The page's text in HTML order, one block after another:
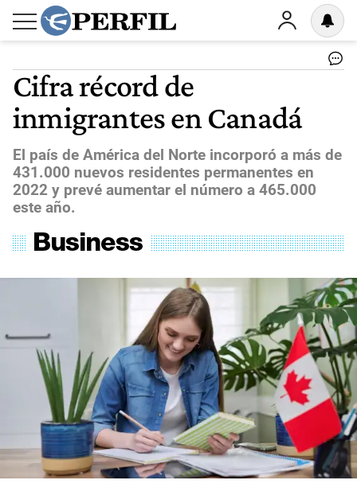
Cifra récord de
inmigrantes en Canadá
El país de América del Norte incorporó a más de
431.000 nuevos residentes permanentes en
2022 y prevé aumentar el número a 465.000
este año.